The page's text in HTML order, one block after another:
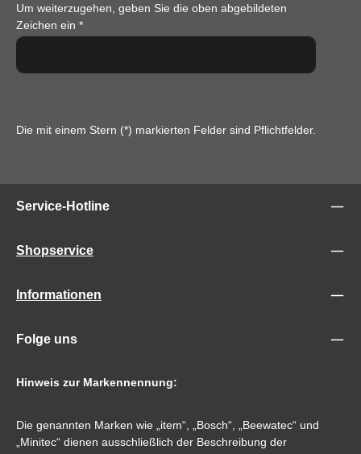
Um weiterzugehen, geben Sie die oben abgebildeten
Zeichen ein *
Die mit einem Stern (*) markierten Felder sind Pflichtfelder.
Service-Hotline
Shopservice
Informationen
Folge uns
Hinweis zur Markennennung:
Die genannten Marken wie „item“, „Bosch“, „Beewatec“ und
„Minitec“ dienen ausschließlich der Beschreibung der